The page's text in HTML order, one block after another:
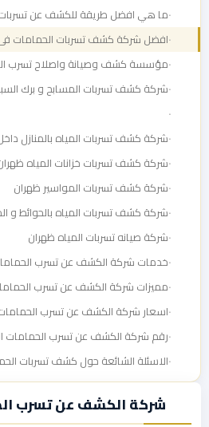
ما هي افضل طريقة للكشف عن تسربات
افضل شركة كشف تسربات الحمامات
مؤسسة كشف وصيانة واصلاح تسرب
شركة كشف تسربات المسابح و برك
شركة كشف تسربات المياه بالمنازل
شركة كشف تسربات خزانات المياه
شركة كشف تسربات المواسير ظهران
شركة كشف تسربات المياه بالحوائط و
شركة صيانه تسربات المياه ظهران
خدمات شركة الكشف عن تسرب
مميزات شركة الكشف عن تسرب
اسعار شركة الكشف عن تسرب
رقم شركة الكشف عن تسرب الحمامات
الاسئلة الشائعة حول كشف تسربات
شركة الكشف عن تسرب